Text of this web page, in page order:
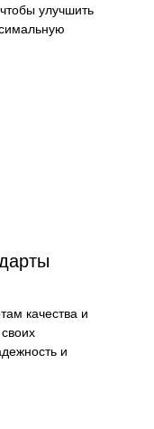
улучшить
качества и
и